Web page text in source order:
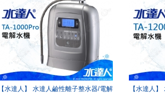
【水達人】 水達人鹼性離子整水器/電解
【水達人